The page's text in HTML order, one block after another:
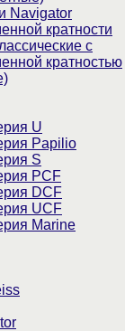
Navigator
кратности
с
кратностью
U
Papilio
S
PCF
DCF
UCF
Marine